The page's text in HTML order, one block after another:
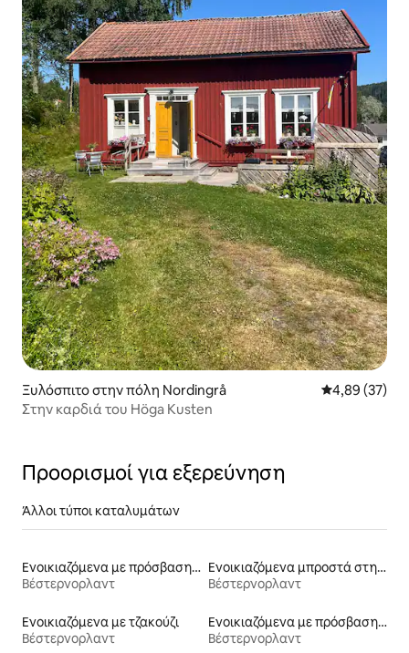
Ξυλόσπιτο στην πόλη Nordingrå Μέση
4,89 (37)
Στην καρδιά του Höga Kusten
Προορισμοί για εξερεύνηση
Άλλοι τύποι καταλυμάτων
Ενοικιαζόμενα με πρόσβαση σε σκι
Βέστερνορλαντ
Ενοικιαζόμενα μπροστά στη θάλασσα
Βέστερνορλαντ
Ενοικιαζόμενα με τζακούζι
Βέστερνορλαντ
Ενοικιαζόμενα με πρόσβαση σε παραλία
Βέστερνορλαντ